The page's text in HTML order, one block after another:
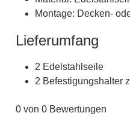
Montage: Decken-
Lieferumfang
2 Edelstahlseile
2 Befestigungshalter
0 von 0 Bewertungen